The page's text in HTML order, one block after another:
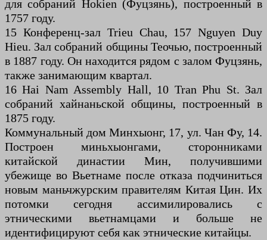
для собраний Hokien (Фуцзянь), построенный в
1757 году.
15 Конференц-зал Trieu Chau, 157 Nguyen Duy
Hieu. Зал собраний общины Теочью, построенный
в 1887 году. Он находится рядом с залом Фуцзянь,
также занимающим квартал.
16 Hai Nam Assembly Hall, 10 Tran Phu St. Зал
собраний хайнаньской общины, построенный в
1875 году.
Коммунальный дом Минхыонг, 17, ул. Чан Фу, 14.
Построен миньхыонгами, сторонниками
китайской династии Мин, получившими
убежище во Вьетнаме после отказа подчиниться
новым маньчжурским правителям Китая Цин. Их
потомки сегодня ассимилировались с
этническими вьетнамцами и больше не
идентифицируют себя как этнические китайцы.